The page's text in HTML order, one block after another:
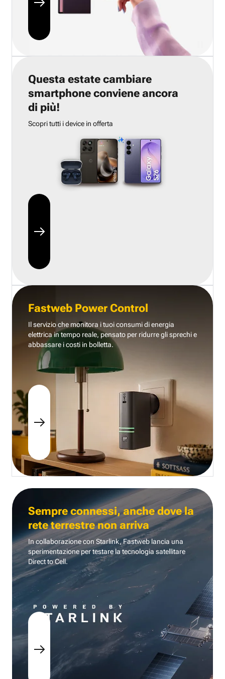
Questa estate cambiare
smartphone conviene ancora
di più!
Scopri tutti i device in offerta
Fastweb Power Control
Il servizio che monitora i tuoi consumi di energia
elettrica in tempo reale, pensato per ridurre gli sprechi e
abbassare i costi in bolletta.
Sempre connessi, anche dove la
rete terrestre non arriva
In collaborazione con Starlink, Fastweb lancia una
sperimentazione per testare la tecnologia satellitare
Direct to Cell.